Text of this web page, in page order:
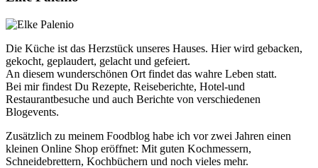
Die Küche ist das Herzstück unseres Hauses. Hier wird gebacken,
gekocht, geplaudert, gelacht und gefeiert.
An diesem wunderschönen Ort findet das wahre Leben statt.
Bei mir findest Du Rezepte, Reiseberichte, Hotel-und
Restaurantbesuche und auch Berichte von verschiedenen
Blogevents.
Zusätzlich zu meinem Foodblog habe ich vor zwei Jahren einen
kleinen Online Shop eröffnet: Mit guten Kochmessern,
Schneidebrettern, Kochbüchern und noch vieles mehr.